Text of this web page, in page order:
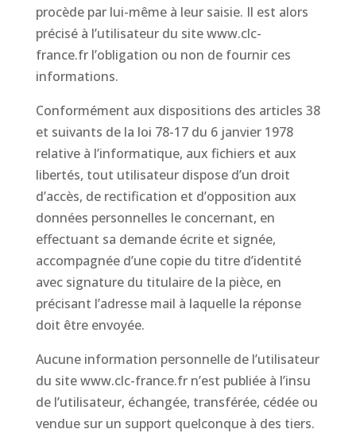
procède par lui-même à leur saisie. Il est alors
précisé à l’utilisateur du site www.clc-
france.fr l’obligation ou non de fournir ces
informations.
Conformément aux dispositions des articles 38
et suivants de la loi 78-17 du 6 janvier 1978
relative à l’informatique, aux fichiers et aux
libertés, tout utilisateur dispose d’un droit
d’accès, de rectification et d’opposition aux
données personnelles le concernant, en
effectuant sa demande écrite et signée,
accompagnée d’une copie du titre d’identité
avec signature du titulaire de la pièce, en
précisant l’adresse mail à laquelle la réponse
doit être envoyée.
Aucune information personnelle de l’utilisateur
du site www.clc-france.fr n’est publiée à l’insu
de l’utilisateur, échangée, transférée, cédée ou
vendue sur un support quelconque à des tiers.